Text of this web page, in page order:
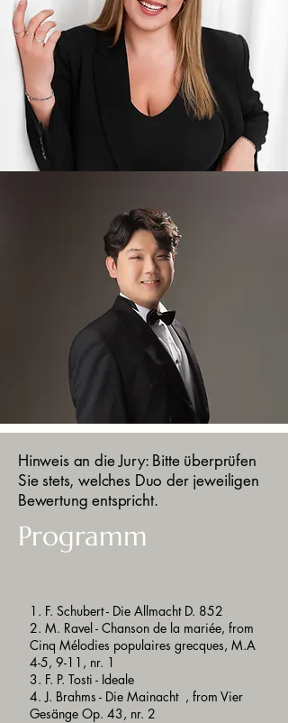
Hinweis an die Jury: Bitte überprüfen
Sie stets, welches Duo der jeweiligen
Bewertung entspricht.
Programm
1. F. Schubert - Die Allmacht D. 852
2. M. Ravel - Chanson de la mariée, from
Cinq Mélodies populaires grecques, M.A
4-5, 9-11, nr. 1
3. F. P. Tosti - Ideale
4. J. Brahms - Die Mainacht , from Vier
Gesänge Op. 43, nr. 2